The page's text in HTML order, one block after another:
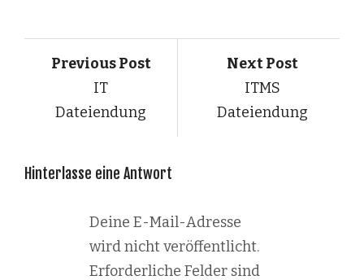
Previous Post
IT
Dateiendung
Next Post
ITMS
Dateiendung
Hinterlasse eine Antwort
Deine E-Mail-Adresse
wird nicht veröffentlicht.
Erforderliche Felder sind